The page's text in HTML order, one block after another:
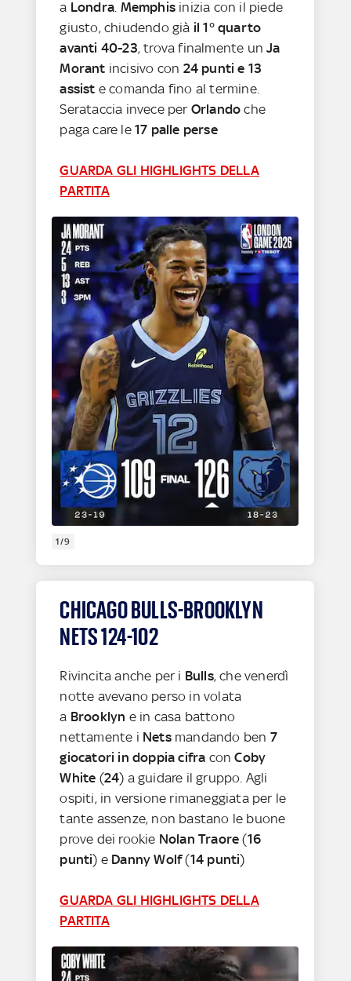
a Londra Memphis inizia con il piede
giusto, chiudendo già il 1° quarto
avanti 40-23, trova finalmente unJa
Morant incisivo con 24 punti e 13
assist e comanda fino al termine.
Serataccia invece per Orlando che
paga care le17 palle perse
GUARDA GLI HIGHLIGHTS DELLA
PARTITA
1/9
CHICAGO BULLS-BROOKLYN
NETS 124-102
Rivincita anche per i Bulls, che venerdì
notte avevano perso in volata
a Brooklyn e in casa battono
nettamente i Nets mandando ben 7
giocatori in doppia cifra conCoby
White (24) a guidare il gruppo. Agli
ospiti, in versione rimaneggiata per le
tante assenze, non bastano le buone
prove dei rookie Nolan Traore (16
punti) e Danny Wolf(14 punti)
GUARDA GLI HIGHLIGHTS DELLA
PARTITA